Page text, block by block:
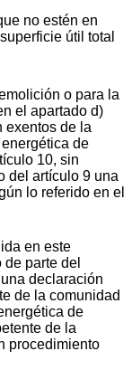
no estén en
útil total
o para la
el apartado d)
exentos de la
de
10, sin
del artículo 9 una
lo referido en el
en este
parte del
declaración
de la comunidad
de
de la
procedimiento